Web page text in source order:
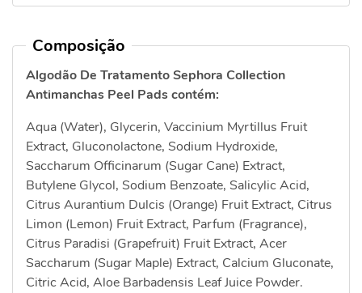
Composição
Algodão De Tratamento Sephora Collection
Antimanchas Peel Pads contém:
Aqua (Water), Glycerin, Vaccinium Myrtillus Fruit
Extract, Gluconolactone, Sodium Hydroxide,
Saccharum Officinarum (Sugar Cane) Extract,
Butylene Glycol, Sodium Benzoate, Salicylic Acid,
Citrus Aurantium Dulcis (Orange) Fruit Extract, Citrus
Limon (Lemon) Fruit Extract, Parfum (Fragrance),
Citrus Paradisi (Grapefruit) Fruit Extract, Acer
Saccharum (Sugar Maple) Extract, Calcium Gluconate,
Citric Acid, Aloe Barbadensis Leaf Juice Powder.